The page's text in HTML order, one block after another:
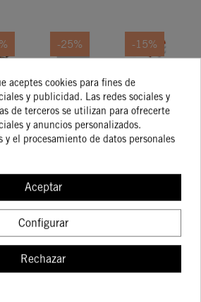
€
€
COMPRAR
-25%
COLLARIN
BUJE,
SOPORTE
DEPOSITO
DELANTERO
7,62 €
5,72 €
-15%
Kit De
Piezas
De
Plástico
128,50 €
109,23 €
aceptes cookies para fines de
y publicidad. Las redes sociales y
de terceros se utilizan para ofrecerte
y anuncios personalizados.
y el procesamiento de datos personales
Aceptar
Configurar
Rechazar